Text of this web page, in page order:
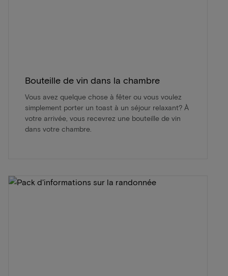
Bouteille de vin dans la chambre
Vous avez quelque chose à fêter ou vous voulez
simplement porter un toast à un séjour relaxant? À
votre arrivée, vous recevrez une bouteille de vin
dans votre chambre.